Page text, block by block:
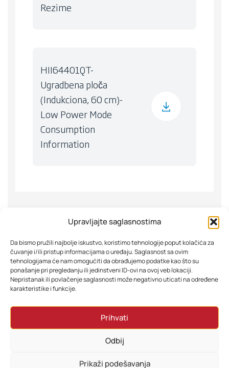
Upravljajte saglasnostima
Da bismo pružili najbolje iskustvo, koristimo tehnologije poput kolačića za
čuvanje i/ili pristup informacijama o uređaju. Saglasnost sa ovim
tehnologijama će nam omogućiti da obrađujemo podatke kao što su
ponašanje pri pregledanju ili jedinstveni ID-ovi na ovoj veb lokaciji.
Nepristanak ili povlačenje saglasnosti može negativno uticati na određene
karakteristike i funkcije.
Prihvati
Odbij
Prikaži podešavanja
Rezime
HII64401QT-
Ugradbena ploča
(Indukciona, 60 cm)-
Low Power Mode
Consumption
Information
Slični proizvodi